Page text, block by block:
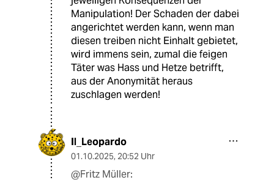
Manipulation! Der Schaden der dabei
angerichtet werden kann, wenn man
diesen treiben nicht Einhalt gebietet,
wird immens sein, zumal die feigen
Täter was Hass und Hetze betrifft,
aus der Anonymität heraus
zuschlagen werden!
Il_Leopardo
01.10.2025, 20:52 Uhr
@Fritz Müller: